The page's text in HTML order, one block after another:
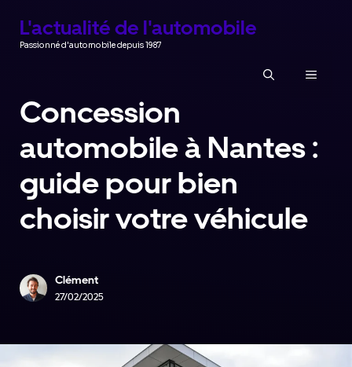
L'actualité de l'automobile
Passionné d'automobile depuis 1987
MENU
Concession
automobile à Nantes :
guide pour bien
choisir votre véhicule
Clément
27/02/2025